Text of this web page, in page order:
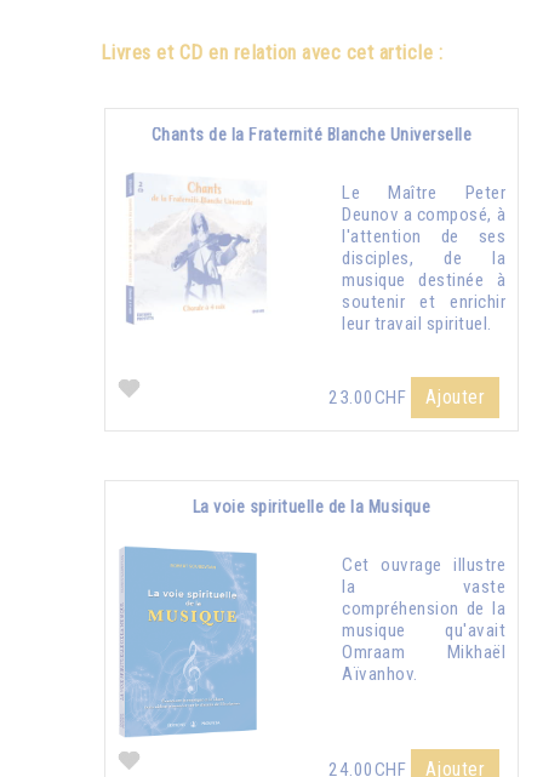
Livres et CD en relation avec cet article :
Chants de la Fraternité Blanche Universelle
Le Maître Peter
Deunov a composé, à
l'attention de ses
disciples, de la
musique destinée à
soutenir et enrichir
leur travail spirituel.
23.00CHF Ajouter
La voie spirituelle de la Musique
Cet ouvrage illustre
la vaste
compréhension de la
musique qu'avait
Omraam Mikhaël
Aïvanhov.
24.00CHF Ajouter